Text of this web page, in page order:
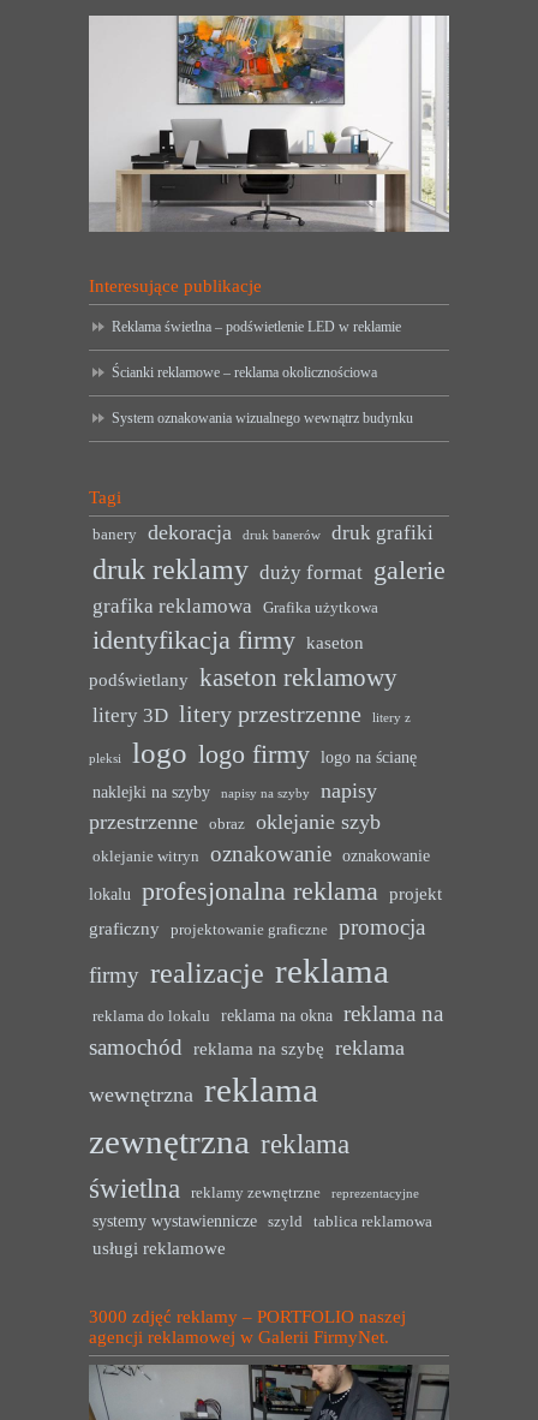
Interesujące publikacje
Reklama świetlna – podświetlenie LED w reklamie
Ścianki reklamowe – reklama okolicznościowa
System oznakowania wizualnego wewnątrz budynku
Tagi
banery dekoracja druk banerów druk grafiki
druk reklamy duży format galerie
grafika reklamowa Grafika użytkowa
identyfikacja firmy kaseton
podświetlany kaseton reklamowy
litery 3D litery przestrzenne litery z
pleksi logo logo firmy logo na ścianę
naklejki na szyby
napisy na szyby
napisy
przestrzenne
obraz oklejanie szyb
oklejanie witryn oznakowanie oznakowanie
lokalu profesjonalna reklama projekt
graficzny
projektowanie graficzne
promocja
firmy realizacje reklama
reklama do lokalu reklama na okna reklama na
samochód reklama na szybę reklama
wewnętrzna reklama
zewnętrzna reklama
świetlna
reklamy zewnętrzne reprezentacyjne
systemy wystawiennicze szyld tablica reklamowa
usługi reklamowe
3000 zdjęć reklamy – PORTFOLIO naszej
agencji reklamowej w Galerii FirmyNet.